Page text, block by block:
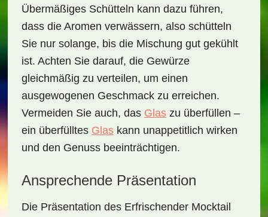
Übermäßiges Schütteln kann dazu führen,
dass die Aromen verwässern, also schütteln
Sie nur solange, bis die Mischung gut gekühlt
ist. Achten Sie darauf, die Gewürze
gleichmäßig zu verteilen, um einen
ausgewogenen Geschmack zu erreichen.
Vermeiden Sie auch, das Glaszu überfüllen –
ein überfülltes Glaskann unappetitlich wirken
und den Genuss beeinträchtigen.
Ansprechende Präsentation
Die Präsentation des Erfrischender Mocktail